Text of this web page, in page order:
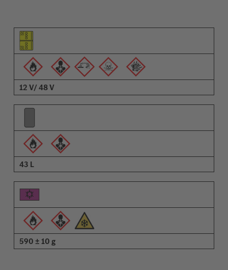
Pictograma do elemento
Pictogramas de advertências
Descrição
12 V/ 48 V
43 L
590 ± 10 g